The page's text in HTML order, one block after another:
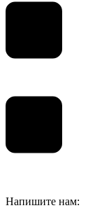
Напишите нам: